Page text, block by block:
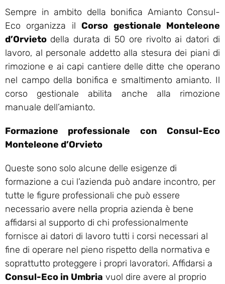
Sempre in ambito della bonifica Amianto Consul-
Eco organizza ilCorso gestionale Monteleone
d’Orvieto della durata di 50 ore rivolto ai datori di
lavoro, al personale addetto alla stesura dei piani di
rimozione e ai capi cantiere delle ditte che operano
nel campo della bonifica e smaltimento amianto. Il
corso gestionale abilita anche alla rimozione
manuale dell’amianto.
Formazione professionale con Consul-Eco
Monteleone d’Orvieto
Queste sono solo alcune delle esigenze di
formazione a cui l’azienda può andare incontro, per
tutte le figure professionali che può essere
necessario avere nella propria azienda è bene
affidarsi al supporto di chi professionalmente
fornisce ai datori di lavoro tutti i corsi necessari al
fine di operare nel pieno rispetto della normativa e
soprattutto proteggere i propri lavoratori. Affidarsi a
Consul-Eco in Umbria vuol dire avere al proprio